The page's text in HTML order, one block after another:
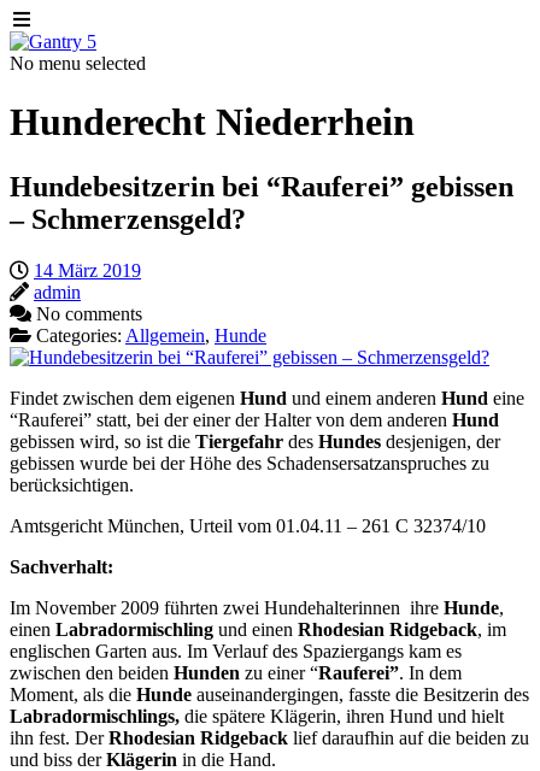
No menu selected
Hunderecht Niederrhein
Hundebesitzerin bei “Rauferei” gebissen
– Schmerzensgeld?
14 März 2019
admin
No comments
Categories: Allgemein, Hunde
Findet zwischen dem eigenen Hund und einem anderen Hund eine
“Rauferei” statt, bei der einer der Halter von dem anderen Hund
gebissen wird, so ist die Tiergefahr des Hundes desjenigen, der
gebissen wurde bei der Höhe des Schadensersatzanspruches zu
berücksichtigen.
Amtsgericht München, Urteil vom 01.04.11 – 261 C 32374/10
Sachverhalt:
Im November 2009 führten zwei Hundehalterinnen ihre Hunde,
einen Labradormischling und einen Rhodesian Ridgeback, im
englischen Garten aus. Im Verlauf des Spaziergangs kam es
zwischen den beiden Hunden zu einer “Rauferei”. In dem
Moment, als die Hunde auseinandergingen, fasste die Besitzerin des
Labradormischlings, die spätere Klägerin, ihren Hund und hielt
ihn fest. DerRhodesian Ridgeback lief daraufhin auf die beiden zu
und biss derKlägerin in die Hand.